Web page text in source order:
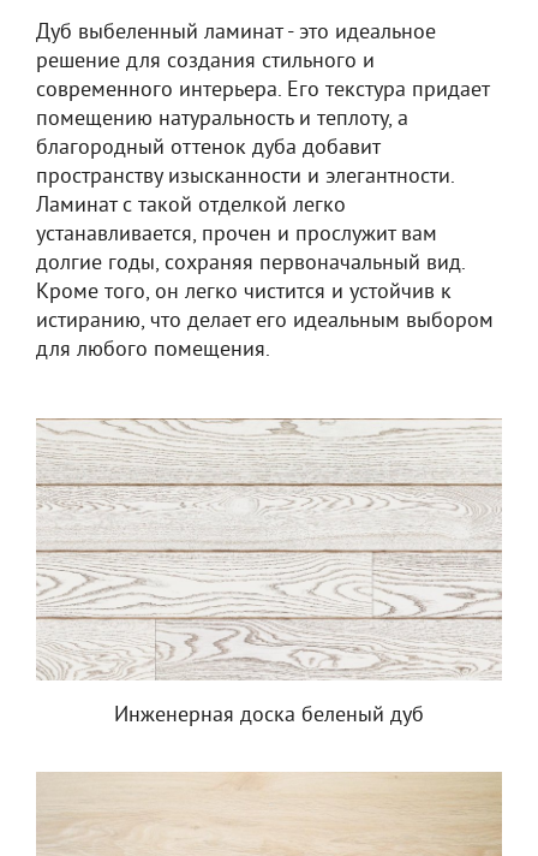
Дуб выбеленный ламинат - это идеальное
решение для создания стильного и
современного интерьера. Его текстура придает
помещению натуральность и теплоту, а
благородный оттенок дуба добавит
пространству изысканности и элегантности.
Ламинат с такой отделкой легко
устанавливается, прочен и прослужит вам
долгие годы, сохраняя первоначальный вид.
Кроме того, он легко чистится и устойчив к
истиранию, что делает его идеальным выбором
для любого помещения.
Инженерная доска беленый дуб